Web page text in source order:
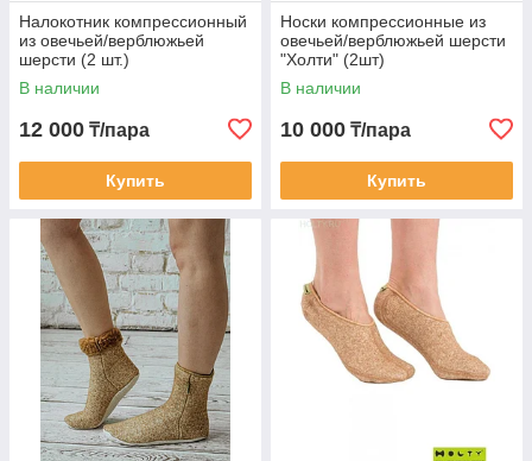
Налокотник компрессионный
из овечьей/верблюжьей
шерсти (2 шт.)
В наличии
12 000 ₸/пара
Купить
Носки компрессионные из
овечьей/верблюжьей шерсти
"Холти" (2шт)
В наличии
10 000 ₸/пара
Купить